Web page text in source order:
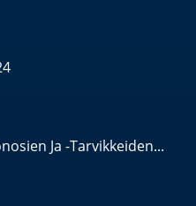
Ja -tarvikkeiden...